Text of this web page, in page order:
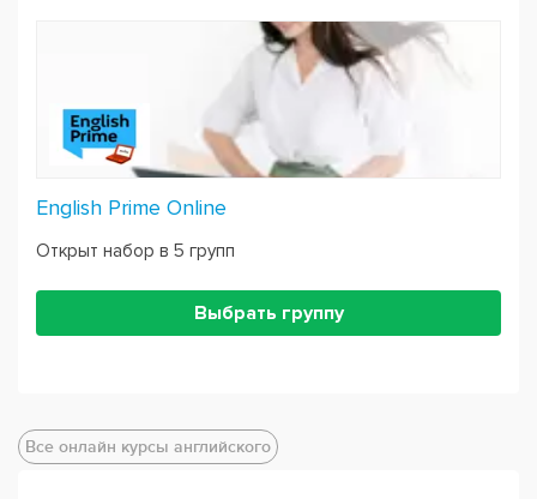
English Prime Online
Открыт набор в 5 групп
Выбрать группу
Все онлайн курсы английского